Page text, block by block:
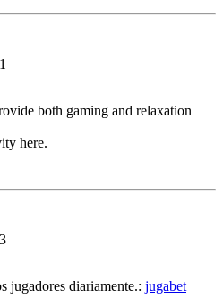
both gaming and relaxation
here.
jugadores diariamente.: jugabet